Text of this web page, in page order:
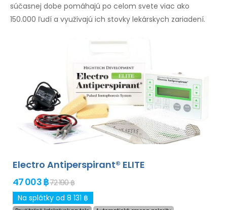
súčasnej dobe pomáhajú po celom svete viac ako
150.000 ľudí a využívajú ich stovky lekárskych zariadení.
Electro Antiperspirant® ELITE
47 003 ฿72 190 ฿
Na splátky od 8 131 ฿